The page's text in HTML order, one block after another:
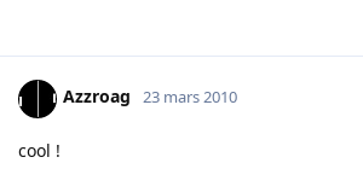
Azzroag 23 mars 2010
cool !